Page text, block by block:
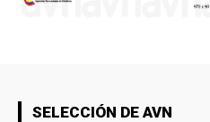
SELECCIÓN DE AVN